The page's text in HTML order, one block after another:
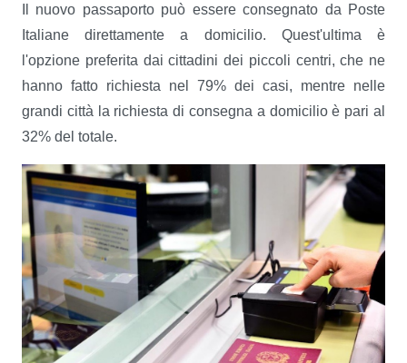
Il nuovo passaporto può essere consegnato da Poste
Italiane direttamente a domicilio. Quest'ultima è
l'opzione preferita dai cittadini dei piccoli centri, che ne
hanno fatto richiesta nel 79% dei casi, mentre nelle
grandi città la richiesta di consegna a domicilio è pari al
32% del totale.